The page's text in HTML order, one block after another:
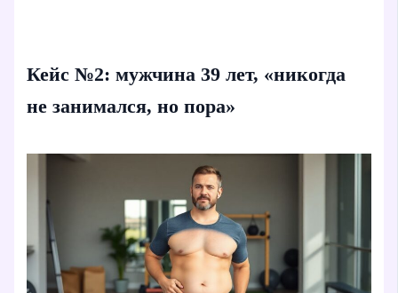
Кейс №2: мужчина 39 лет, «никогда
не занимался, но пора»